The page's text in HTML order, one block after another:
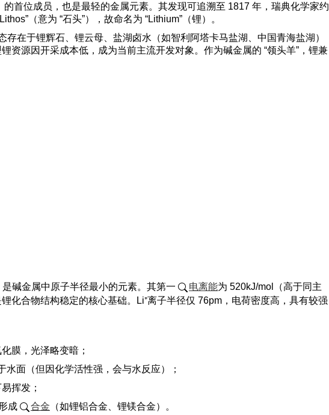
首位成员，也是最轻的金属元素。其发现可追溯至 1817 年，瑞典化学家约
（意为 “石头”），故命名为 “Lithium”（锂）。
在于锂辉石、锂云母、盐湖卤水（如智利阿塔卡马盐湖、中国青海盐湖）
源因开采成本低，成为当前主流开发对象。作为碱金属的 “领头羊”，锂兼
碱金属中原子半径最小的元素。其第一 电离能为 520kJ/mol（高于同主
化合物结构稳定的核心基础。Li⁺离子半径仅 76pm，电荷密度高，具有较强
膜，光泽略变暗；
面（但因化学活性强，会与水反应）；
挥发；
成
合金 （如锂铝合金、锂镁合金）。